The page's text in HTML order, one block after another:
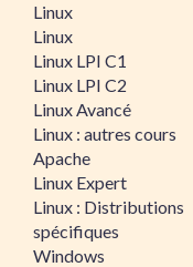
Linux
Linux
Linux LPI C1
Linux LPI C2
Linux Avancé
Linux : autres cours
Apache
Linux Expert
Linux : Distributions
spécifiques
Windows